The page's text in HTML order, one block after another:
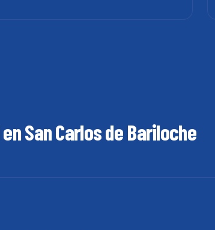
enSan Carlos de Bariloche